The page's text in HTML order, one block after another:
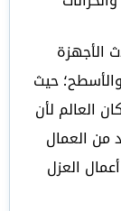
الأجهزة
حيث
العالم لأن
من العمال
العزل